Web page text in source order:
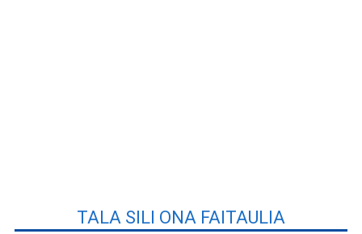
TALA SILI ONA FAITAULIA